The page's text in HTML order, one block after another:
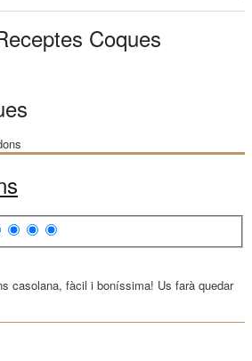
Coques
casolana, fàcil i boníssima! Us farà quedar